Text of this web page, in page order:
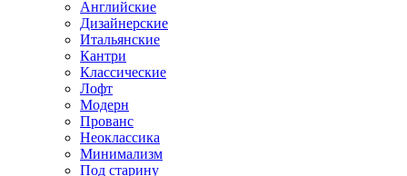
Английские
Дизайнерские
Итальянские
Кантри
Классические
Лофт
Модерн
Прованс
Неоклассика
Минимализм
Под старину